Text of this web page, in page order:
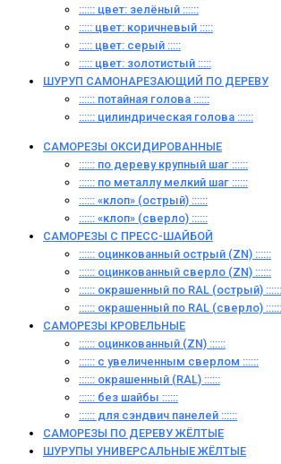
:::::: цвет: зелёный ::::::
::::: цвет: коричневый :::::
::::: цвет: серый :::::
::::: цвет: золотистый :::::
ШУРУП САМОНАРЕЗАЮЩИЙ ПО ДЕРЕВУ
:::::: потайная голова ::::::
:::::: цилиндрическая голова ::::::
САМОРЕЗЫ ОКСИДИРОВАННЫЕ
:::::: по дереву крупный шаг ::::::
:::::: по металлу мелкий шаг ::::::
:::::: «клоп» (острый) ::::::
:::::: «клоп» (сверло) ::::::
САМОРЕЗЫ С ПРЕСС-ШАЙБОЙ
:::::: оцинкованный острый (ZN) ::::::
:::::: оцинкованный сверло (ZN) ::::::
:::::: окрашенный по RAL (острый) ::::::
:::::: окрашенный по RAL (сверло) ::::::
САМОРЕЗЫ КРОВЕЛЬНЫЕ
:::::: оцинкованный (ZN) ::::::
:::::: с увеличенным сверлом ::::::
:::::: окрашенный (RAL) ::::::
:::::: без шайбы ::::::
:::::: для сэндвич панелей ::::::
САМОРЕЗЫ ПО ДЕРЕВУ ЖЁЛТЫЕ
ШУРУПЫ УНИВЕРСАЛЬНЫЕ ЖЁЛТЫЕ